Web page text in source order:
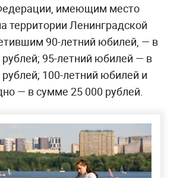
имеющим место
территории Ленинградской
90-летний юбилей, — в
95-летний юбилей — в
100-летний юбилей и
— в сумме 25 000 рублей.